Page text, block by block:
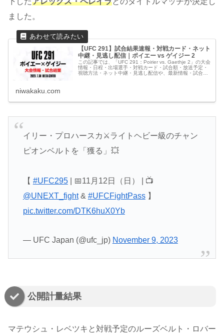
ました。
【UFC 291】試合結果速報・対戦カード・ネット
中継・見逃し配信｜ポイエー vs ゲイジー 2
この記事では、「UFC 291：Poirier vs. Gaethje 2」の大会
情報・日程・出場選手・対戦カード・試合順・放送予定・
視聴方法・ネット中継・見逃し配信や、最新情報・試合結
niwakaku.com
イリー・プロハースカ⚔ライトヘビー級のチャン
ピオンベルトを「獲る」💥
【 #UFC295| 📅11月12日（日） | 📺
@UNEXT_fight& #UFCFightPass】
pic.twitter.com/DTK6huX0Yb
— UFC Japan (@ufc_jp) November 9, 2023
公開計量結果
マテウシュ・レベツキと対戦予定のルーズベルト・ロバー